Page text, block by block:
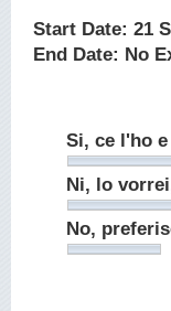
Start Date: 21
End Date: No
Si, ce l'ho
Ni, lo
No,